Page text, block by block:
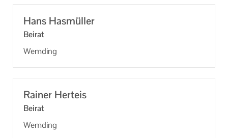
Hans Has­mül­ler
Bei­rat
Wem­ding
Rai­ner Hert­eis
Bei­rat
Wem­ding